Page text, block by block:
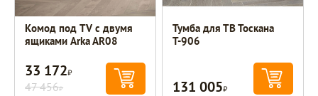
Комод под TV с двумя
ящиками Arka AR08
33 172Р
47 456Р
Тумба для ТВ Тоскана
Т-906
131 005Р